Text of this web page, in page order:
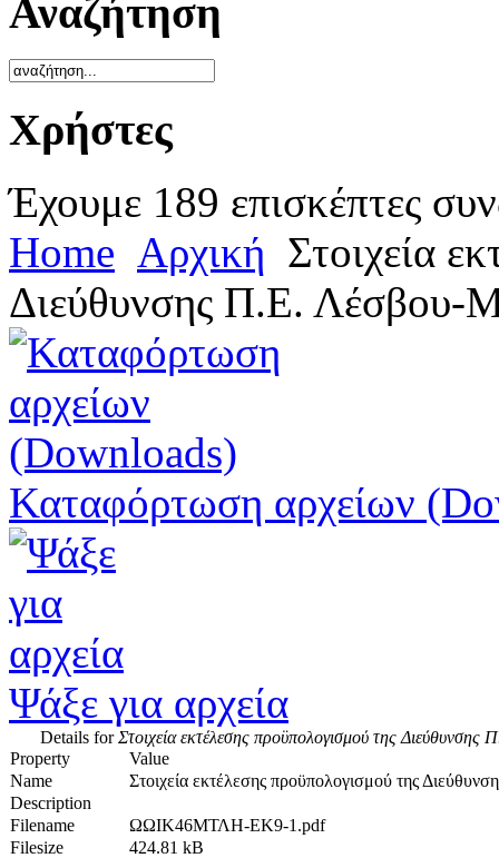
Αναζήτηση
Χρήστες
Έχουμε 189 επισκέπτες
Home Αρχική Στοιχεία
Διεύθυνσης Π.Ε. Λέσβου-
Καταφόρτωση αρχείων
Ψάξε για αρχεία
Details forΣτοιχεία εκτέλεσης προϋπολογισμού της
Property
Value
Name
Στοιχεία εκτέλεσης προϋπολογισμού της
Description
Filename
ΩΩΙΚ46ΜΤΛΗ-ΕΚ9-1.pdf
Filesize
424.81 kB